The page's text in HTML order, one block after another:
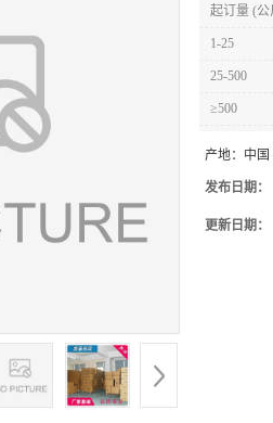
起订量 (公
1-25
25-500
≥500
产地： 中国
发布日期：
更新日期：